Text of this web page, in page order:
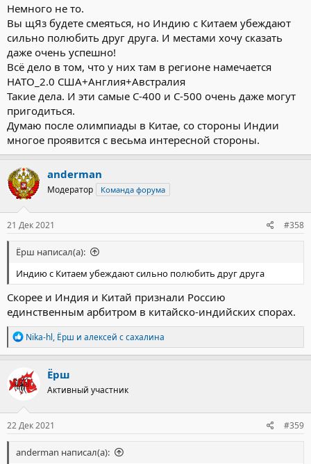
Немного не то.
Вы щЯз будете смеяться, но Индию с Китаем убеждают
сильно полюбить друг друга. И местами хочу сказать
даже очень успешно!
Всё дело в том, что у них там в регионе намечается
НАТО_2.0 США+Англия+Австралия
Такие дела. И эти самые С-400 и С-500 очень даже могут
пригодиться.
Думаю после олимпиады в Китае, со стороны Индии
многое проявится с весьма интересной стороны.
anderman
Модератор Команда форума
21 Дек 2021 #358
Ёрш написал(а):
Индию с Китаем убеждают сильно полюбить друг друга
Скорее и Индия и Китай признали Россию
единственным арбитром в китайско-индийских спорах.
Р
е
а
к
ц
и
:
Nika-hl, Ёрш и алексей с сахалина
Ёрш
Активный участник
22 Дек 2021 #359
anderman написал(а):